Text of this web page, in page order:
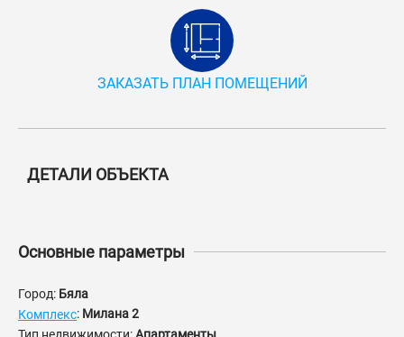
ЗАКАЗАТЬ ПЛАН ПОМЕЩЕНИЙ
ДЕТАЛИ ОБЪЕКТА
Основные параметры
Город: Бяла
Комплекс: Милана 2